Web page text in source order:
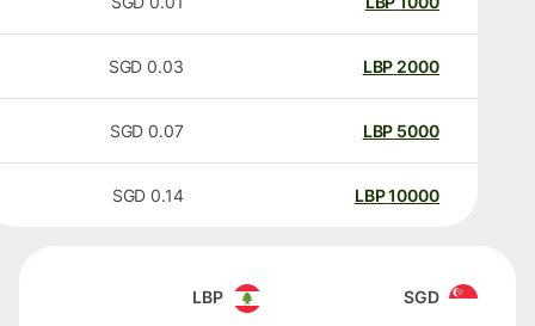
2000
LBP
0.03
SGD
5000
LBP
0.07
SGD
10000
LBP
0.14
SGD
SGD
LBP